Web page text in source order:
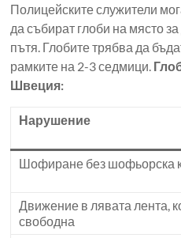
Полицейските служители
да събират глоби на място
пътя. Глобите трябва да
рамките на 2-3 седмици.
Швеция:
Нарушение
Шофиране без шофьорска
Движение в лявата лента,
свободна